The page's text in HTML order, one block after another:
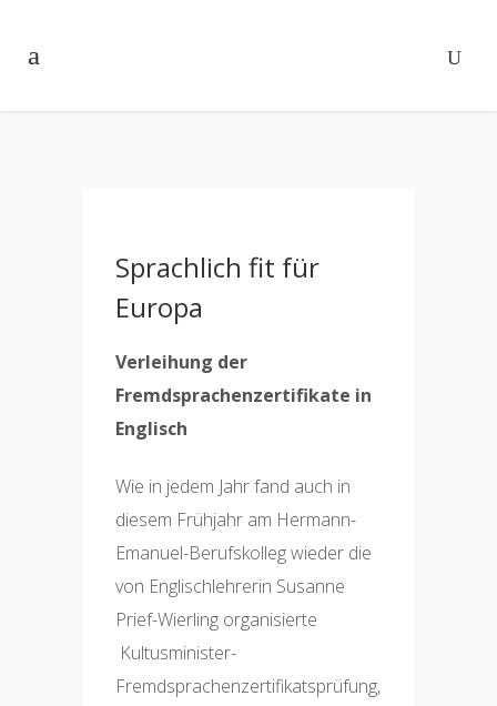
Sprachlich fit für
Europa
Verleihung der
Fremdsprachenzertifikate in
Englisch
Wie in jedem Jahr fand auch in
diesem Frühjahr am Hermann-
Emanuel-Berufskolleg wieder die
von Englischlehrerin Susanne
Prief-Wierling organisierte
Kultusminister-
Fremdsprachenzertifikatsprüfung,